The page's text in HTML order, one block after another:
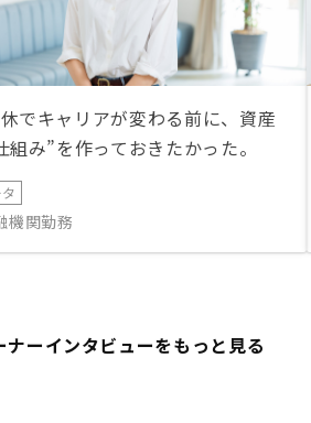
でキャリアが変わる前に、資産
組み”を作っておきたかった。
機関勤務
ナーインタビューをもっと見る